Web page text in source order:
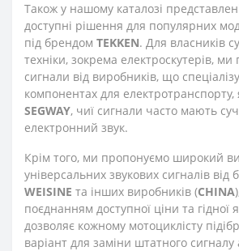
Також у нашому каталозі
доступні рішення для популярних
під брендом TEKKEN. Для власників
техніки, зокрема електроскутерів,
сигнали від виробників, що
компонентах для електротранспорту,
SEGWAY, чиї сигнали часто мають
електронний звук.
Крім того, ми пропонуємо широкий
універсальних звукових сигналів від
WEISINE та інших виробників (CHINA
поєднанням доступної ціни та гідної
дозволяє кожному мотоциклісту
варіант для заміни штатного сигналу